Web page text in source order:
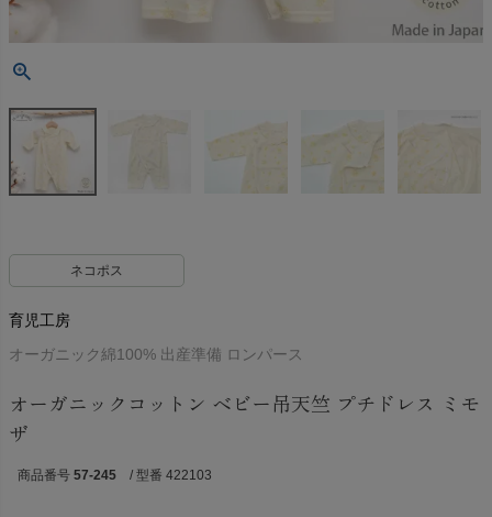
ネコポス
育児工房
オーガニック綿100% 出産準備 ロンパース
オーガニックコットン ベビー吊天竺 プチドレス ミモ
ザ
商品番号 57-245 / 型番 422103